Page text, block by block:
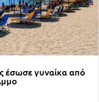
γυναίκα από